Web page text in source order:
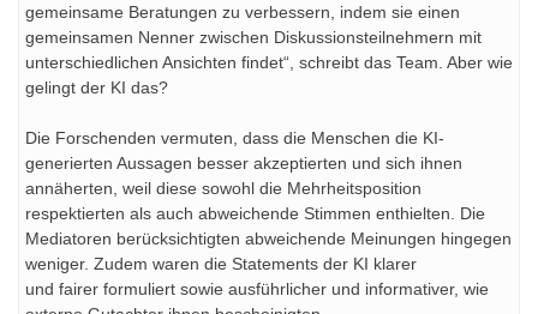
gemeinsame Beratungen zu verbessern, indem sie einen
gemeinsamen Nenner zwischen Diskussionsteilnehmern mit
unterschiedlichen Ansichten findet“, schreibt das Team. Aber wie
gelingt der KI das?
Die Forschenden vermuten, dass die Menschen die KI-
generierten Aussagen besser akzeptierten und sich ihnen
annäherten, weil diese sowohl die Mehrheitsposition
respektierten als auch abweichende Stimmen enthielten. Die
Mediatoren berücksichtigten abweichende Meinungen hingegen
weniger. Zudem waren die Statements der KI klarer
und fairer formuliert sowie ausführlicher und informativer, wie